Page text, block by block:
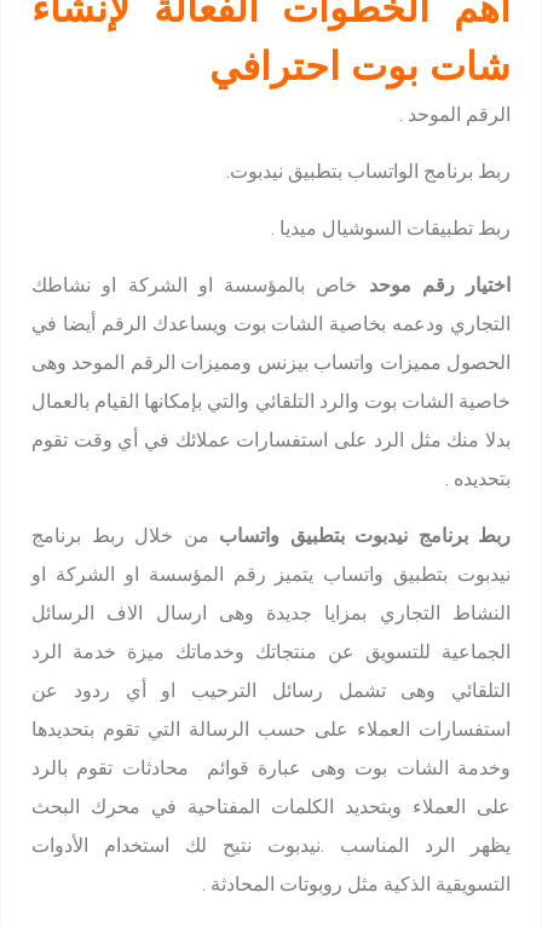
شات بوت احترافي
الرقم الموحد .
ربط برنامج الواتساب بتطبيق نيدبوت.
ربط تطبيقات السوشيال ميديا .
اختيار رقم موحد خاص بالمؤسسة او الشركة او نشاطك
التجاري ودعمه بخاصية الشات بوت ويساعدك الرقم أيضا في
الحصول مميزات واتساب بيزنس ومميزات الرقم الموحد وهى
خاصية الشات بوت والرد التلقائي والتي بإمكانها القيام بالعمال
بدلا منك مثل الرد على استفسارات عملائك في أي وقت تقوم
بتحديده .
ربط برنامج نيدبوت بتطبيق واتساب من خلال ربط برنامج
نيدبوت بتطبيق واتساب يتميز رقم المؤسسة او الشركة او
النشاط التجاري بمزايا جديدة وهى ارسال الاف الرسائل
الجماعية للتسويق عن منتجاتك وخدماتك ميزة خدمة الرد
التلقائي وهى تشمل رسائل الترحيب او أي ردود عن
استفسارات العملاء على حسب الرسالة التي تقوم بتحديدها
وخدمة الشات بوت وهى عبارة قوائم محادثات تقوم بالرد
على العملاء وبتحديد الكلمات المفتاحية في محرك البحث
يظهر الرد المناسب .نيدبوت نتيح لك استخدام الأدوات
التسويقية الذكية مثل روبوتات المحادثة .